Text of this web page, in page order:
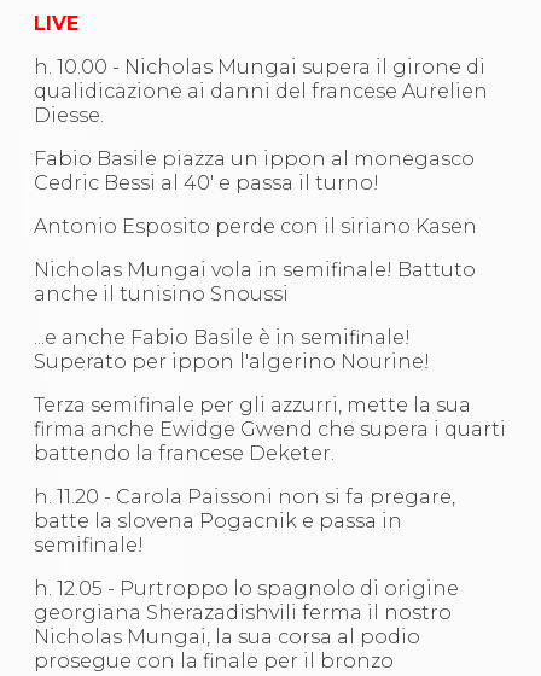
Merchandising
Mappa del sito
News
Cookies Accept
Catalogo formativo
Corsi Monotematici
Corsi di Specializzazione
Corsi FIJLKAM-FISDIR
Corsi Preparatore Fisico
Edutraining class - Didattica infantile
Corso dirigenti sportivi
Corso Direttore di Gara
Abilitazioni
News
Modulistica
Sostenibilità
Documenti
LIVE
h. 10.00 - Nicholas Mungai supera il girone di
qualidicazione ai danni del francese Aurelien
Diesse.
Fabio Basile piazza un ippon al monegasco
Cedric Bessi al 40' e passa il turno!
Antonio Esposito perde con il siriano Kasen
Nicholas Mungai vola in semifinale! Battuto
anche il tunisino Snoussi
...e anche Fabio Basile è in semifinale!
Superato per ippon l'algerino Nourine!
Terza semifinale per gli azzurri, mette la sua
firma anche Ewidge Gwend che supera i quarti
battendo la francese Deketer.
h. 11.20 - Carola Paissoni non si fa pregare,
batte la slovena Pogacnik e passa in
semifinale!
h. 12.05 - Purtroppo lo spagnolo di origine
georgiana Sherazadishvili ferma il nostro
Nicholas Mungai, la sua corsa al podio
prosegue con la finale per il bronzo